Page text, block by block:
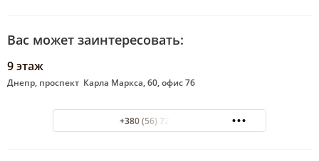
Вас может заинтересовать:
9 этаж
Днепр, проспект Карла Маркса, 60, офис 76
+380 (56) 721-94-69